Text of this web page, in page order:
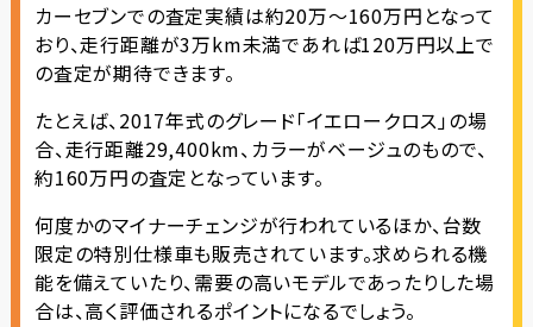
カーセブンでの査定実績は約20万〜160万円となって
おり、走行距離が3万km未満であれば120万円以上で
の査定が期待できます。
たとえば、2017年式のグレード「イエロークロス」の場
合、走行距離29,400km、カラーがベージュのもので、
約160万円の査定となっています。
何度かのマイナーチェンジが行われているほか、台数
限定の特別仕様車も販売されています。求められる機
能を備えていたり、需要の高いモデルであったりした場
合は、高く評価されるポイントになるでしょう。